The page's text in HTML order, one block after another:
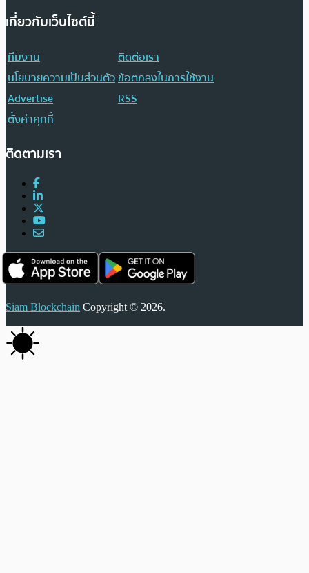
เกี่ยวกับเว็บไซต์นี้
ทีมงาน
ติดต่อเรา
นโยบายความเป็นส่วนตัวข้อตกลงในการใช้งาน
Advertise
RSS
ตั้งค่าคุกกี้
ติดตามเรา
Siam Blockchain Copyright © 2026.